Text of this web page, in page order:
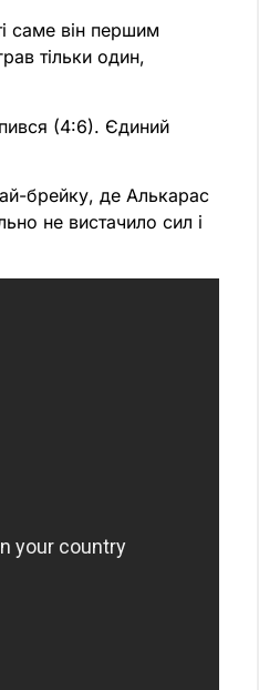
саме він першим
тільки один,
(4:6). Єдиний
брейку, де Алькарас
не вистачило сил і